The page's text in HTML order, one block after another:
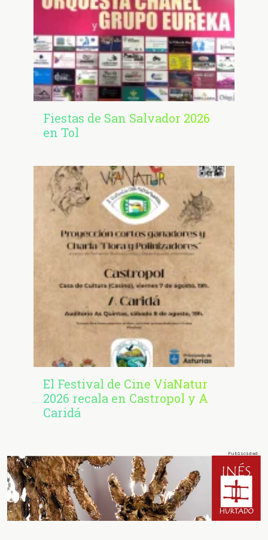
Fiestas de San Salvador 2026
en Tol
El Festival de Cine VíaNatur
2026 recala en Castropol y A
Caridá